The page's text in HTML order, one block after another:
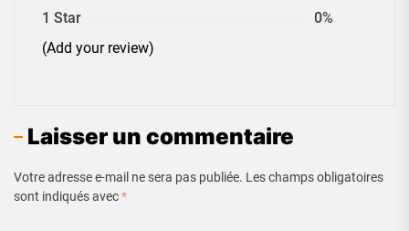
1 Star
0%
(Add your review)
Laisser un commentaire
Votre adresse e-mail ne sera pas publiée. Les champs obligatoires
sont indiqués avec*